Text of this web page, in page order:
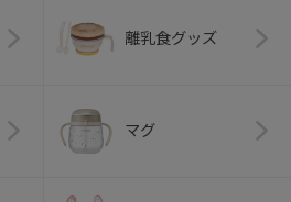
離乳食グッズ
マグ